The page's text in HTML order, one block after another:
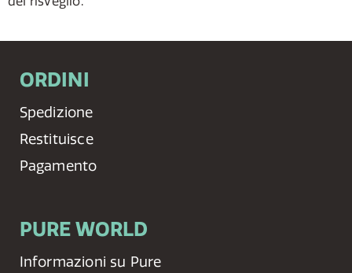
ORDINI
Spedizione
Restituisce
Pagamento
PURE WORLD
Informazioni su Pure